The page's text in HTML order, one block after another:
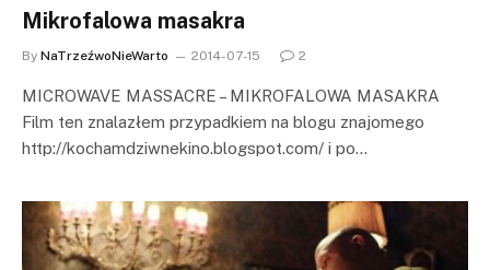
Mikrofalowa masakra
By NaTrzeźwoNieWarto 2014-07-15 2
MICROWAVE MASSACRE – MIKROFALOWA MASAKRA
Film ten znalazłem przypadkiem na blogu znajomego
http://kochamdziwnekino.blogspot.com/ i po…